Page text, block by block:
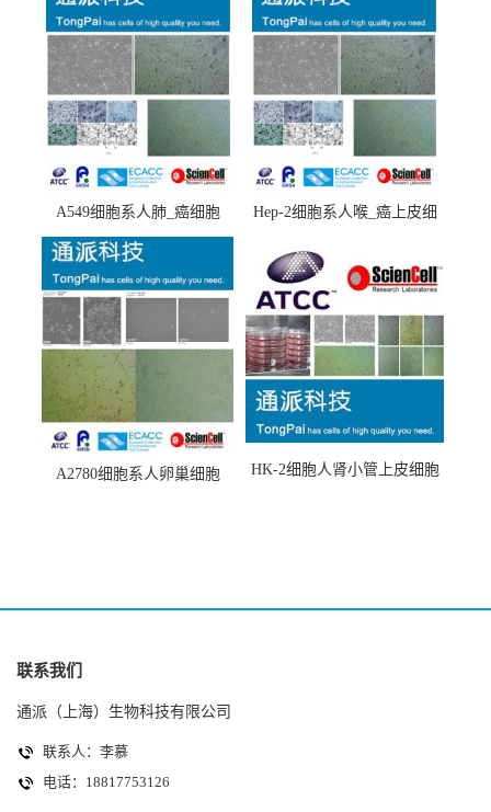
A549细胞系人肺_癌细胞
(A549细胞)
Hep-2细胞系人喉_癌上皮细
A2780细胞系人卵巢细胞
HK-2细胞人肾小管上皮细胞
联系我们
通派（上海）生物科技有限公司
联系人：李慕
电话：18817753126